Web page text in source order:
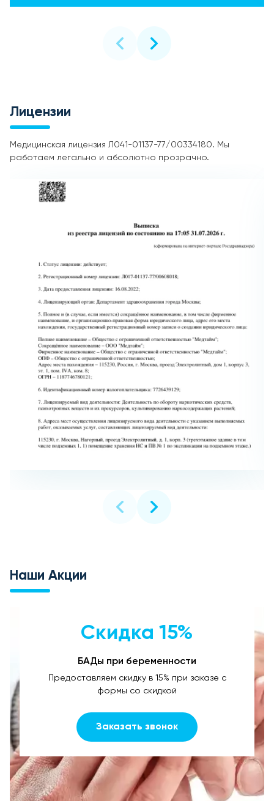
Лицензии
Медицинская лицензия Л041-01137-77/00334180. Мы
работаем легально и абсолютно прозрачно.
Наши Акции
Скидка 15%
БАДы при беременности
Предоставляем скидку в 15% при заказе с
формы со скидкой
Заказать звонок